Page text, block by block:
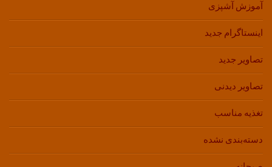
آموزش آشپزی
اینستاگرام جدید
تصاویر جدید
تصاویر دیدنی
تغذیه مناسب
دسته‌بندی نشده